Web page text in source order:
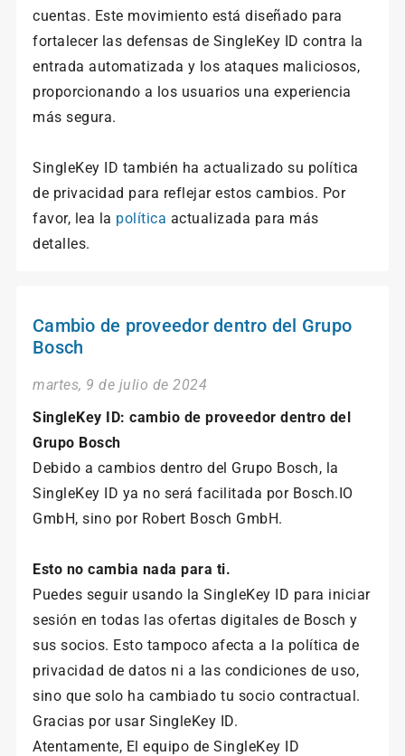
cuentas. Este movimiento está diseñado para
fortalecer las defensas de SingleKey ID contra la
entrada automatizada y los ataques maliciosos,
proporcionando a los usuarios una experiencia
más segura.
SingleKey ID también ha actualizado su política
de privacidad para reflejar estos cambios. Por
favor, lea la política actualizada para más
detalles.
Cambio de proveedor dentro del Grupo
Bosch
martes, 9 de julio de 2024
SingleKey ID: cambio de proveedor dentro del
Grupo Bosch
Debido a cambios dentro del Grupo Bosch, la
SingleKey ID ya no será facilitada por Bosch.IO
GmbH, sino por Robert Bosch GmbH.
Esto no cambia nada para ti.
Puedes seguir usando la SingleKey ID para iniciar
sesión en todas las ofertas digitales de Bosch y
sus socios. Esto tampoco afecta a la política de
privacidad de datos ni a las condiciones de uso,
sino que solo ha cambiado tu socio contractual.
Gracias por usar SingleKey ID.
Atentamente, El equipo de SingleKey ID